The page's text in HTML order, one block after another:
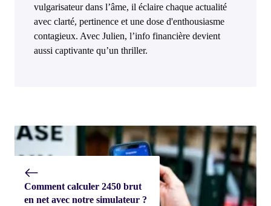
vulgarisateur dans l’âme, il éclaire chaque actualité
avec clarté, pertinence et une dose d'enthousiasme
contagieux. Avec Julien, l’info financière devient
aussi captivante qu’un thriller.
Comment calculer 2450 brut
en net avec notre simulateur ?